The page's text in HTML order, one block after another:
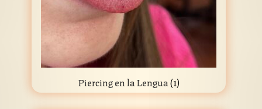
Piercing en la Lengua(1)